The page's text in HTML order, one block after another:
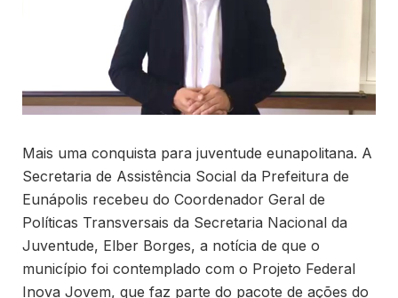
Mais uma conquista para juventude eunapolitana. A
Secretaria de Assistência Social da Prefeitura de
Eunápolis recebeu do Coordenador Geral de
Políticas Transversais da Secretaria Nacional da
Juventude, Elber Borges, a notícia de que o
município foi contemplado com o Projeto Federal
Inova Jovem, que faz parte do pacote de ações do